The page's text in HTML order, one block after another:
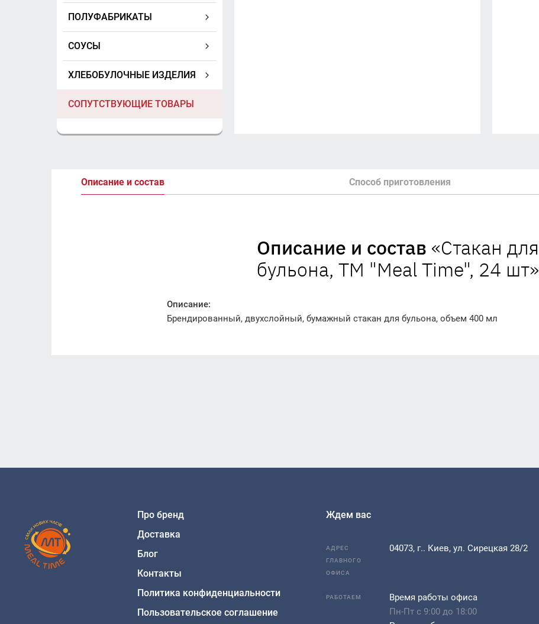
ПОЛУФАБРИКАТЫ
СОУСЫ
ХЛЕБОБУЛОЧНЫЕ ИЗДЕЛИЯ
СОПУТСТВУЮЩИЕ ТОВАРЫ
Описание и состав Способ приготовления
Описание и состав «Стакан для
бульона, TM "Meal Time", 24 шт»
Описание:
Брендированный, двухслойный, бумажный стакан для бульона, объем 400 мл
Про бренд
Доставка
Блог
Контакты
Политика конфиденциальности
Пользовательское соглашение
Ждем вас
АДРЕС
ГЛАВНОГО
ОФИСА
04073, г.. Киев, ул. Сирецкая 28/2
РАБОТАЕМ
Время работы офиса
Пн-Пт с 9:00 до 18:00